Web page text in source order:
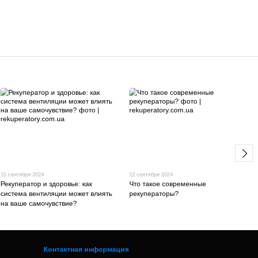
15 сентября 2024
Рекуператор и здоровье: как
система вентиляции может влиять
на ваше самочувствие?
12 сентября 2024
Что такое современные
рекуператоры?
Контактная информация